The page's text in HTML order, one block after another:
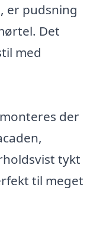
er pudsning
Det
med
der
tykt
til meget